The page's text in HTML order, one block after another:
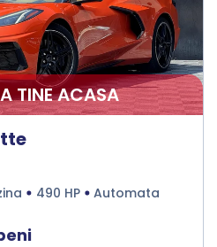
TINE ACASA
490 HP Automata